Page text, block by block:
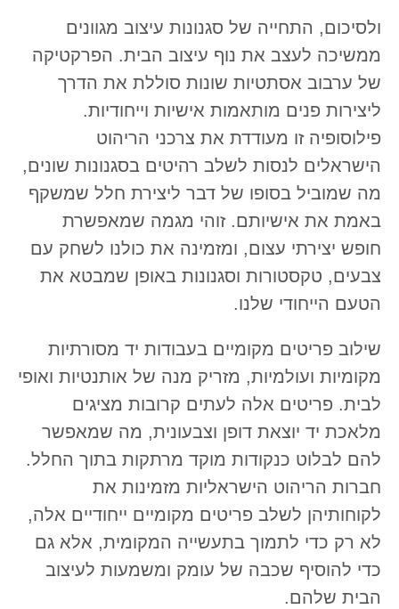
ולסיכום, התחייה של סגנונות עיצוב מגוונים
ממשיכה לעצב את נוף עיצוב הבית. הפרקטיקה
של ערבוב אסתטיות שונות סוללת את הדרך
ליצירות פנים מותאמות אישיות וייחודיות.
פילוסופיה זו מעודדת את צרכני הריהוט
הישראלים לנסות לשלב רהיטים בסגנונות שונים,
מה שמוביל בסופו של דבר ליצירת חלל שמשקף
באמת את אישיותם. זוהי מגמה שמאפשרת
חופש יצירתי עצום, ומזמינה את כולנו לשחק עם
צבעים, טקסטורות וסגנונות באופן שמבטא את
הטעם הייחודי שלנו.
שילוב פריטים מקומיים בעבודות יד מסורתיות
מקומיות ועולמיות, מזריק מנה של אותנטיות ואופי
לבית. פריטים אלה לעתים קרובות מציגים
מלאכת יד יוצאת דופן וצבעונית, מה שמאפשר
להם לבלוט כנקודות מוקד מרתקות בתוך החלל.
חברות הריהוט הישראליות מזמינות את
לקוחותיהן לשלב פריטים מקומיים ייחודיים אלה,
לא רק כדי לתמוך בתעשייה המקומית, אלא גם
כדי להוסיף שכבה של עומק ומשמעות לעיצוב
הבית שלהם.